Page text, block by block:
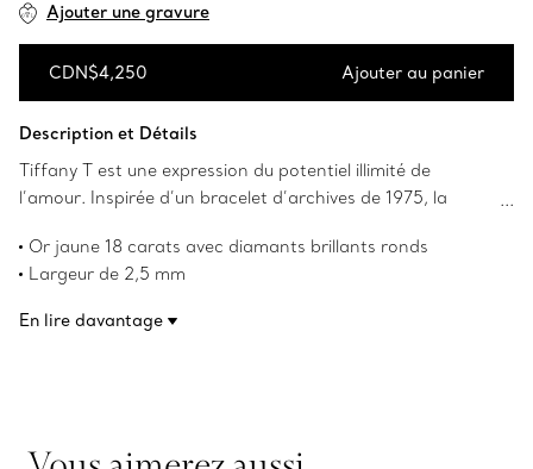
Ajouter une gravure
CDN$4,250 Ajouter au panier
Description et Détails
Tiffany T est une expression du potentiel illimité de
l’amour. Inspirée d’un bracelet d’archives de 1975, la
Maison Tiffany et à l’esprit de New York, que le fondateur
Charles Lewis Tiffany considérait comme un lieu de
un côté de cette bague, rendant ce design
Or jaune 18 carats avec diamants brillants ronds
Largeur de 2,5 mm
Numéro de produit:67795113
En lire davantage